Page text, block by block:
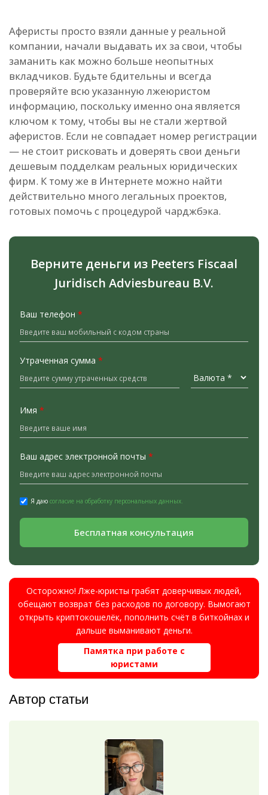
Аферисты просто взяли данные у реальной
компании, начали выдавать их за свои, чтобы
заманить как можно больше неопытных
вкладчиков. Будьте бдительны и всегда
проверяйте всю указанную лжеюристом
информацию, поскольку именно она является
ключом к тому, чтобы вы не стали жертвой
аферистов. Если не совпадает номер регистрации
— не стоит рисковать и доверять свои деньги
дешевым подделкам реальных юридических
фирм. К тому же в Интернете можно найти
действительно много легальных проектов,
готовых помочь с процедурой чарджбэка.
Верните деньги из Peeters Fiscaal
Juridisch Adviesbureau B.V.
Ваш телефон *
Утраченная сумма *
Имя *
Ваш адрес электронной почты *
Я даю согласие на обработку персональных данных.
Бесплатная консультация
Осторожно! Лже-юристы грабят доверчивых людей,
обещают возврат без расходов по договору. Вымогают
открыть криптокошелёк, пополнить счёт в биткойнах и
дальше выманивают деньги.
Памятка при работе с
юристами
Автор статьи